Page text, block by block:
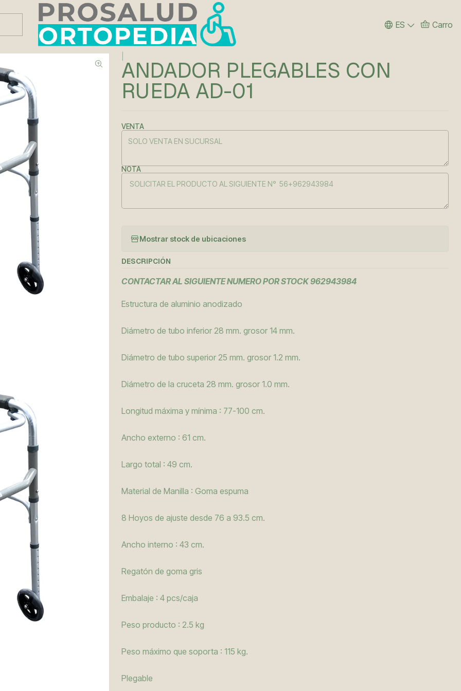
ES Carro
Este es el texto del slide
ANDADOR PLEGABLES CON
RUEDA AD-01
VENTA
NOTA
Mostrar stock de ubicaciones
DESCRIPCIÓN
CONTACTAR AL SIGUIENTE NUMERO POR STOCK 962943984
Estructura de aluminio anodizado
Diámetro de tubo inferior 28 mm. grosor 14 mm.
Diámetro de tubo superior 25 mm. grosor 1.2 mm.
Diámetro de la cruceta 28 mm. grosor 1.0 mm.
Longitud máxima y mínima : 77-100 cm.
Ancho externo : 61 cm.
Largo total : 49 cm.
Material de Manilla : Goma espuma
8 Hoyos de ajuste desde 76 a 93.5 cm.
Ancho interno : 43 cm.
Regatón de goma gris
Embalaje : 4 pcs/caja
Peso producto : 2.5 kg
Peso máximo que soporta : 115 kg.
Plegable